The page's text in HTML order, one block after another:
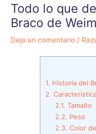
Todo lo que
Braco de
Deja un comentario /
1. Historia del
2.
2.1. Tamaño
2.2. Peso
2.3. Color